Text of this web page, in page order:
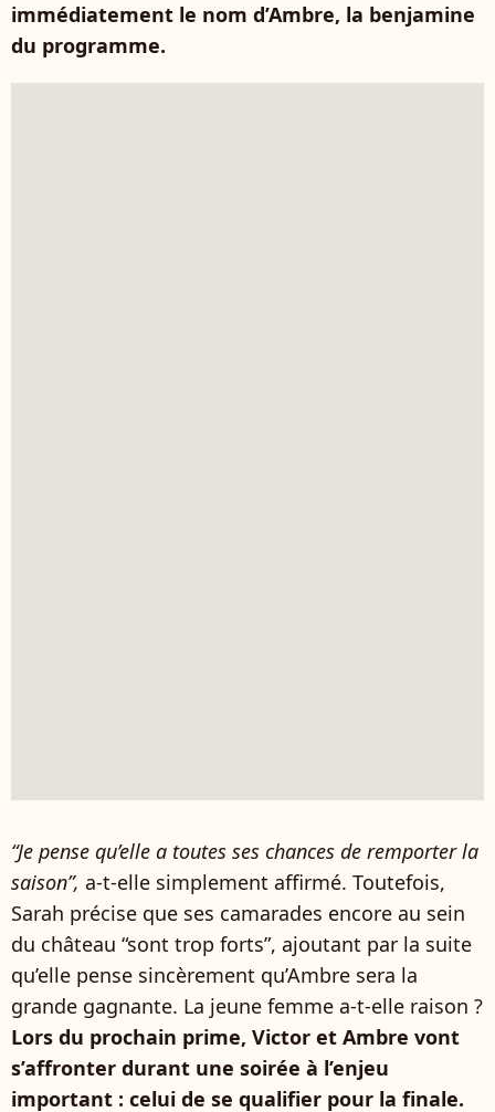
immédiatement le nom d’Ambre, la benjamine
du programme.
“Je pense qu’elle a toutes ses chances de remporter la
saison”, a-t-elle simplement affirmé. Toutefois,
Sarah précise que ses camarades encore au sein
du château “sont trop forts”, ajoutant par la suite
qu’elle pense sincèrement qu’Ambre sera la
grande gagnante. La jeune femme a-t-elle raison ?
Lors du prochain prime, Victor et Ambre vont
s’affronter durant une soirée à l’enjeu
important : celui de se qualifier pour la finale.